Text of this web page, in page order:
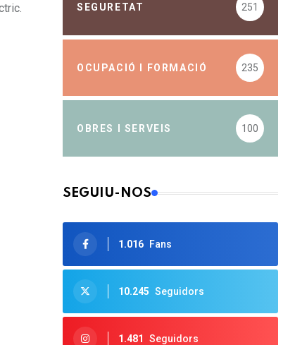
SEGURETAT 251
OCUPACIÓ I FORMACIÓ 235
OBRES I SERVEIS 100
SEGUIU-NOS
1.016 Fans
10.245 Seguidors
1.481 Seguidors